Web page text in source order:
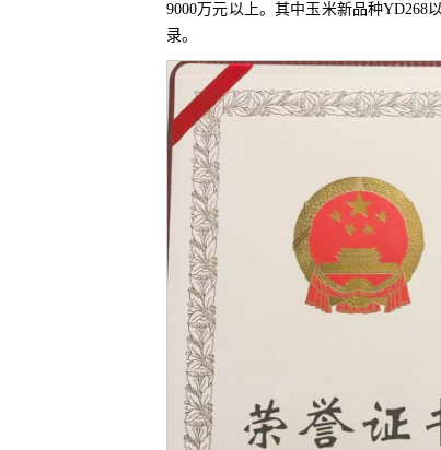
9000万元以上。其中玉米新品种YD268
录。